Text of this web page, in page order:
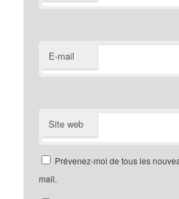
E-mail
Site web
Prévenez-moi de tous les
mail.